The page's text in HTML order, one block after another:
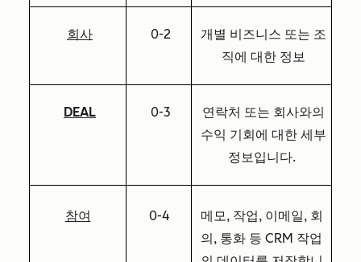
회사 0-2
개별 비즈니스 또는 조
직에 대한 정보
DEAL 0-3
연락처 또는 회사와의
수익 기회에 대한 세부
정보입니다.
참여 0-4
메모, 작업, 이메일, 회
의, 통화 등 CRM 작업